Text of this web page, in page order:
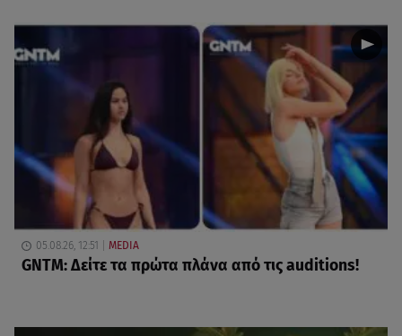
05.08.26, 12:51 MEDIA
GNTM: Δείτε τα πρώτα πλάνα από τις auditions!